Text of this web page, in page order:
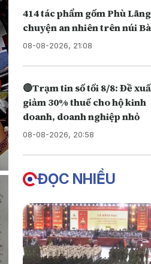
414 tác phẩm gốm Phù
chuyện an nhiên trên núi
08-08-2026, 21:08
🔴Trạm tin số tối 8/8: Đề
giảm 30% thuế cho hộ kinh
doanh, doanh nghiệp nhỏ
08-08-2026, 20:58
ĐỌC NHIỀU